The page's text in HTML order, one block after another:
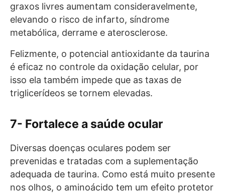
graxos livres aumentam consideravelmente,
elevando o risco de infarto, síndrome
metabólica, derrame e aterosclerose.
Felizmente, o potencial antioxidante da taurina
é eficaz no controle da oxidação celular, por
isso ela também impede que as taxas de
triglicerídeos se tornem elevadas.
7- Fortalece a saúde ocular
Diversas doenças oculares podem ser
prevenidas e tratadas com a suplementação
adequada de taurina. Como está muito presente
nos olhos, o aminoácido tem um efeito protetor